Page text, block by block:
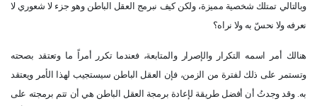
وبالتالي تمتلك شخصية مميزة، ولكن كيف نبرمج العقل الباطن وهو جزء لا شعوري لا
نعرفه ولا نحسّ به ولا نراه؟
هنالك أمر اسمه التكرار والإصرار والمتابعة، فعندما تكرر أمراً ما وتعتقد بصحته
وتستمر على ذلك لفترة من الزمن، فإن العقل الباطن سيستجيب لهذا الأمر ويعتقد
به. وقد وجدتُ أن أفضل طريقة لإعادة برمجة العقل الباطن هي أن تتم برمجته على